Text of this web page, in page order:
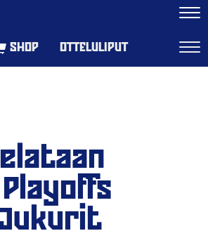
OTTELULIPUT